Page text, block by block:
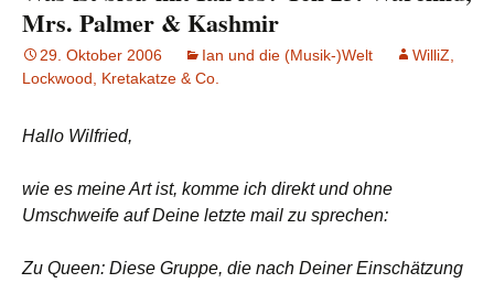
Mrs. Palmer & Kashmir
29. Oktober 2006 Ian und die (Musik-)Welt
WilliZ,
Lockwood, Kretakatze & Co.
Hallo Wilfried,
wie es meine Art ist, komme ich direkt und ohne
Umschweife auf Deine letzte mail zu sprechen:
Zu Queen: Diese Gruppe, die nach Deiner Einschätzung